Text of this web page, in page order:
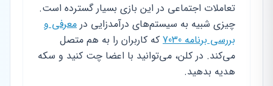
تعاملات اجتماعی در این بازی بسیار گسترده است.
چیزی شبیه به سیستم‌های درآمدزایی در معرفی و
بررسی برنامه 7030
که کاربران را به هم متصل
می‌کند. در کلن، می‌توانید با اعضا چت کنید و سکه
هدیه بدهید.